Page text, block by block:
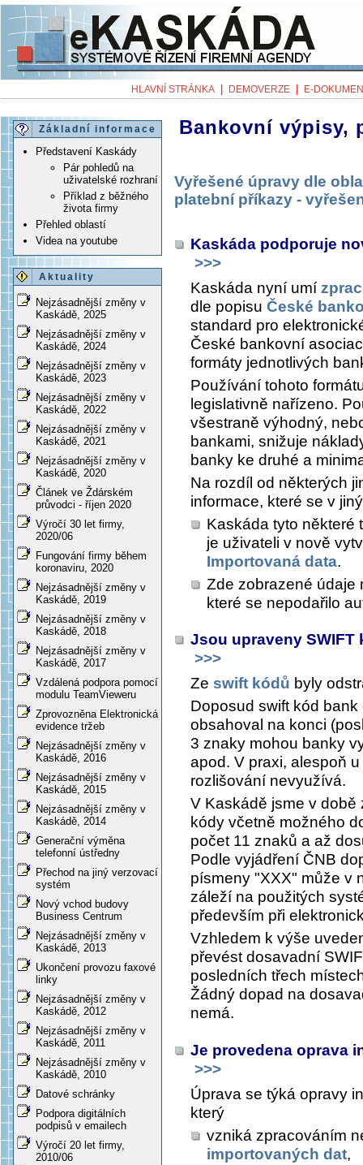
HLAVNÍ STRÁNKA DEMOVERZE E-
Základní informace
Představení Kaskády
Pár pohledů na
uživatelské rozhraní
Příklad z běžného
života firmy
Přehled oblastí
Videa na youtube
Aktuality
Nejzásadnější změny v
Kaskádě, 2025
Nejzásadnější změny v
Kaskádě, 2024
Nejzásadnější změny v
Kaskádě, 2023
Nejzásadnější změny v
Kaskádě, 2022
Nejzásadnější změny v
Kaskádě, 2021
Nejzásadnější změny v
Kaskádě, 2020
Článek ve Ždárském
průvodci - říjen 2020
Výročí 30 let firmy,
2020/06
Fungování firmy během
koronaviru, 2020
Nejzásadnější změny v
Kaskádě, 2019
Nejzásadnější změny v
Kaskádě, 2018
Nejzásadnější změny v
Kaskádě, 2017
Vzdálená podpora pomocí
modulu TeamVieweru
Zprovozněna Elektronická
evidence tržeb
Nejzásadnější změny v
Kaskádě, 2016
Nejzásadnější změny v
Kaskádě, 2015
Nejzásadnější změny v
Kaskádě, 2014
Generační výměna
telefonní ústředny
Přechod na jiný verzovací
systém
Nový vchod budovy
Business Centrum
Nejzásadnější změny v
Kaskádě, 2013
Ukončení provozu faxové
linky
Nejzásadnější změny v
Kaskádě, 2012
Nejzásadnější změny v
Kaskádě, 2011
Nejzásadnější změny v
Kaskádě, 2010
Datové schránky
Podpora digitálních
podpisů v emailech
Výročí 20 let firmy,
2010/06
Bankovní výpisy,
Vyřešené úpravy dle
platební příkazy -
Kaskáda podporuje
>>>
Kaskáda nyní umí
dle popisu České
standard pro
České bankovní
formáty jednotlivých
Používání tohoto
legislativně nařízeno.
všestraně výhodný,
bankami, snižuje
banky ke druhé a
Na rozdíl od některých
informace, které se v
Kaskáda tyto některé
je uživateli v nově
Importovaná data.
Zde zobrazené údaje
které se nepodařilo
Jsou upraveny
>>>
Ze swift kódů byly
Doposud swift kód
obsahoval na konci
3 znaky mohou banky
apod. V praxi, alespoň
rozlišování nevyužívá.
V Kaskádě jsme v
kódy včetně možného
počet 11 znaků a až
Podle vyjádření ČNB
písmeny "XXX" může v
záleží na použitých
především při
Vzhledem k výše
převést dosavadní
posledních třech
Žádný dopad na
nemá.
Je provedena oprava
>>>
Úprava se týká opravy
který
vzniká zpracováním
importovaných dat,